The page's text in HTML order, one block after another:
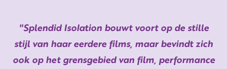
Splendid Isolation bouwt voort op de stille
stijl van haar eerdere films, maar bevindt zich
ook op het grensgebied van film, performance